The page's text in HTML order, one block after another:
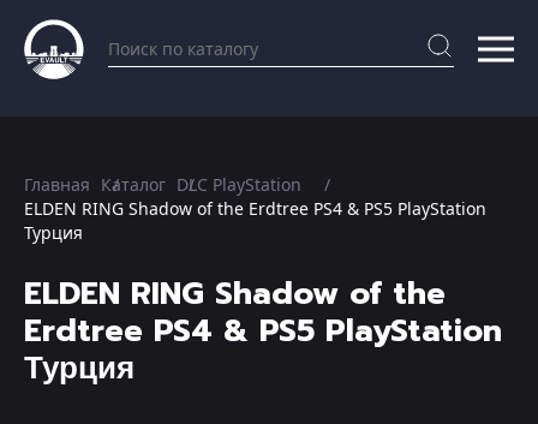
Главная Каталог DLC PlayStation
ELDEN RING Shadow of the Erdtree PS4 & PS5 PlayStation
Турция
ELDEN RING Shadow of the
Erdtree PS4 & PS5 PlayStation
Турция